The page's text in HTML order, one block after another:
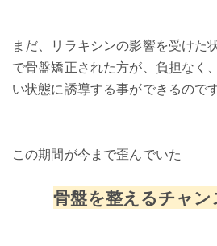
まだ、リラキシンの影響を受けた
で骨盤矯正された方が、負担なく
い状態に誘導する事ができるのです
この期間が今まで歪んでいた
骨盤を整えるチャン